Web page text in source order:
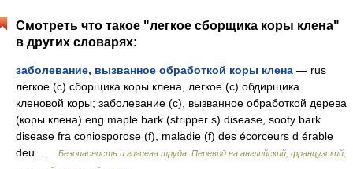
Смотреть что такое "легкое сборщика коры клена"
в других словарях:
заболевание, вызванное обработкой коры клена — rus
легкое (с) сборщика коры клена, легкое (с) обдирщика
кленовой коры; заболевание (с), вызванное обработкой дерева
(коры клена) eng maple bark (stripper s) disease, sooty bark
disease fra coniosporose (f), maladie (f) des écorceurs d érable
deu …
Безопасность и гигиена труда. Перевод на английский, французский,